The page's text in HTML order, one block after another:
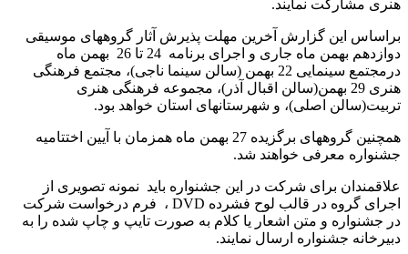
هنری مشارکت نمایند.
براساس این گزارش آخرین مهلت پذیرش آثار گروه­های موسیقی
دوازدهم بهمن ماه جاری و اجرای برنامه 24 تا 26 بهمن ماه
درمجتمع سینمایی 22 بهمن (سالن سینما ناجی)، مجتمع فرهنگی
هنری 29 بهمن(سالن اقبال آذر)، مجموعه فرهنگی هنری
تربیت(سالن اصلی)، و شهرستانهای استان خواهد بود.
همچنین گروههای برگزیده 27 بهمن ماه همزمان با آیین اختتامیه
جشنواره معرفی خواهند شد.
علاقمندان برای شرکت در این جشنواره باید نمونه تصویری از
اجرای گروه در قالب لوح فشرده DVD ، فرم درخواست شرکت
در جشنواره و متن اشعار یا کلام به صورت تایپ و چاپ شده را به
دبیرخانه جشنواره ارسال نمایند.